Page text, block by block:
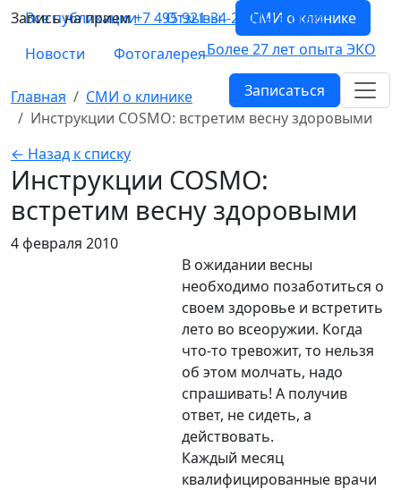
Запись на прием+7 495 921-34-26
Мы в Макс
Более 27 лет опыта ЭКО
Записаться
Все публикации Отзывы
СМИ о клинике
Новости
Фотогалерея
Главная
СМИ о клинике
Инструкции COSMO: встретим весну здоровыми
← Назад к списку
Инструкции COSMO:
встретим весну здоровыми
4 февраля 2010
В ожидании весны
необходимо позаботиться о
своем здоровье и встретить
лето во всеоружии. Когда
что-то тревожит, то нельзя
об этом молчать, надо
спрашивать! А получив
ответ, не сидеть, а
действовать.
Каждый месяц
квалифицированные врачи